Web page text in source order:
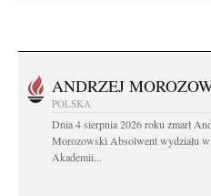
ANDRZEJ
POLSKA
Dnia 4 sierpnia 2026 roku zmarł
Morozowski Absolwent wydziału
Akademii...